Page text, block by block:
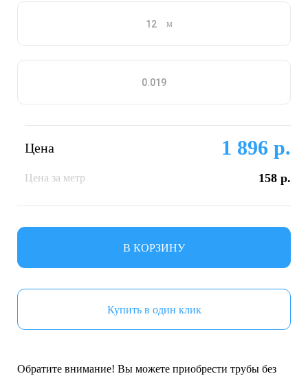
м
Цена 1 896 р.
Цена за метр 158 р.
В КОРЗИНУ
Купить в один клик
Обратите внимание! Вы можете приобрести трубы без